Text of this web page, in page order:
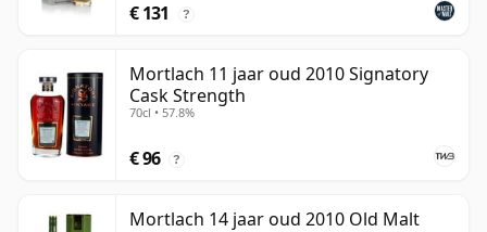
€ 131 ?
Mortlach 11 jaar oud 2010 Signatory
Cask Strength
70cl • 57.8%
€ 96 ?
Mortlach 14 jaar oud 2010 Old Malt